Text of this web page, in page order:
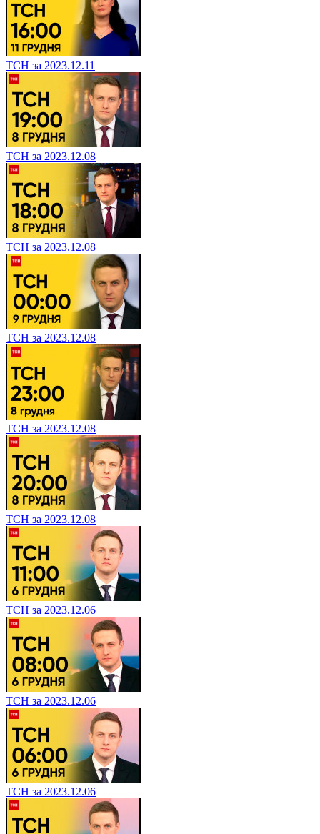
ТСН за 2023.12.11
ТСН за 2023.12.08
ТСН за 2023.12.08
ТСН за 2023.12.08
ТСН за 2023.12.08
ТСН за 2023.12.08
ТСН за 2023.12.06
ТСН за 2023.12.06
ТСН за 2023.12.06